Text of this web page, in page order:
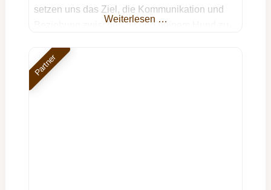
setzen uns das Ziel, die Kommunikation und
Beziehung zwischen dir und deinem Hund zu
artgerechte Beschäftigung für deinen treuen
Begleiter zu schaffen. Unser ganzheitlicher
Ansatz strebt nicht nur die Lösung spezifischer
Weiterlesen …
Partner